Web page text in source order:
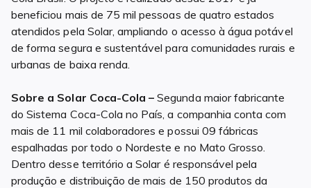
beneficiou mais de 75 mil pessoas de quatro estados
atendidos pela Solar, ampliando o acesso à água potável
de forma segura e sustentável para comunidades rurais e
urbanas de baixa renda.
Sobre a Solar Coca-Cola – Segunda maior fabricante
do Sistema Coca-Cola no País, a companhia conta com
mais de 11 mil colaboradores e possui 09 fábricas
espalhadas por todo o Nordeste e no Mato Grosso.
Dentro desse território a Solar é responsável pela
produção e distribuição de mais de 150 produtos da